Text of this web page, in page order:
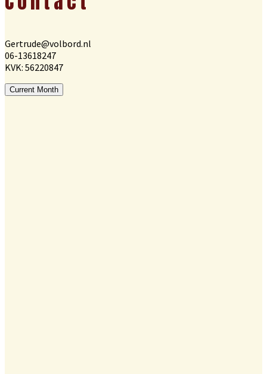
Gertrude@volbord.nl
06-13618247
KVK: 56220847
Current Month